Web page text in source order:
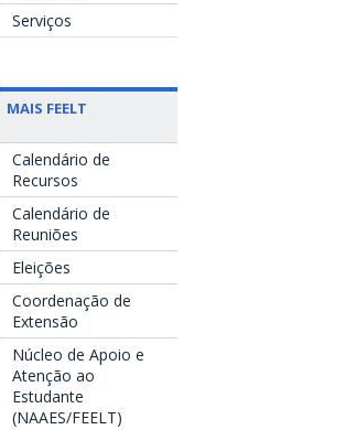
Serviços
MAIS FEELT
Calendário de
Recursos
Calendário de
Reuniões
Eleições
Coordenação de
Extensão
Núcleo de Apoio e
Atenção ao
Estudante
(NAAES/FEELT)